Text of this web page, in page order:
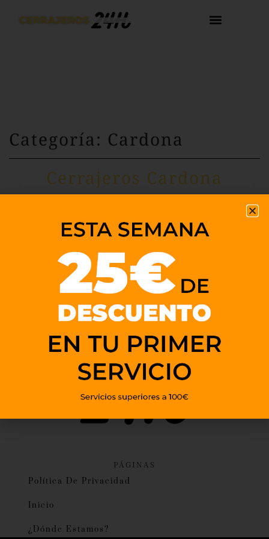
Categoría: Cardona
Cerrajeros Cardona
PÁGINAS
Política De Privacidad
Inicio
¿Dónde Estamos?